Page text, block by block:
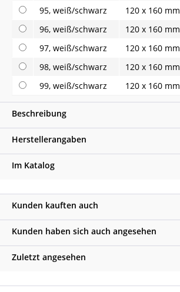
95, weiß/schwarz
120 x 160 mm
96, weiß/schwarz
120 x 160 mm
97, weiß/schwarz
120 x 160 mm
98, weiß/schwarz
120 x 160 mm
99, weiß/schwarz
120 x 160 mm
Beschreibung
Herstellerangaben
Im Katalog
Kunden kauften auch
Kunden haben sich auch angesehen
Zuletzt angesehen